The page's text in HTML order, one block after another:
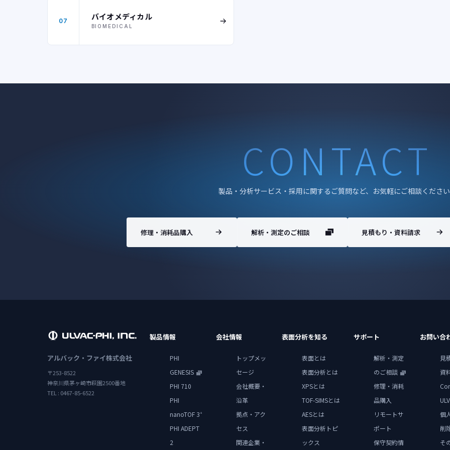
07 バイオメディカル
BIOMEDICAL
CONTACT
製品・分析サービス・採用に関するご質問など、お気軽にご相談くださ
修理・消耗品購入 解析・測定のご相談 見積もり・資料請求
アルバック・ファイ株式会社
〒253-8522
神奈川県茅ヶ崎市萩園2500番地
TEL : 0467-85-6522
製品情報
PHI
GENESIS
PHI 710
PHI
nanoTOF 3+
PHI ADEPT
2
会社情報
トップメッ
セージ
会社概要・
沿革
拠点・アク
セス
関連企業・
表面分析を知る
表面とは
表面分析とは
XPSとは
TOF-SIMSとは
AESとは
表面分析トピ
ックス
サポート
解析・測定
のご相談
修理・消耗
品購入
リモートサ
ポート
保守契約情
お問い合
見
資
個
削
そ